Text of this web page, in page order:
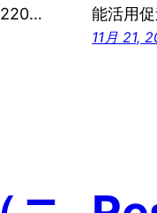
220…
能活用
11月 21,